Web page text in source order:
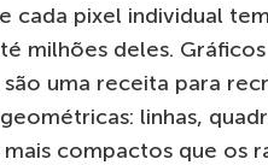
cada pixel individual
milhões deles.
uma receita para
linhas,
compactos que os